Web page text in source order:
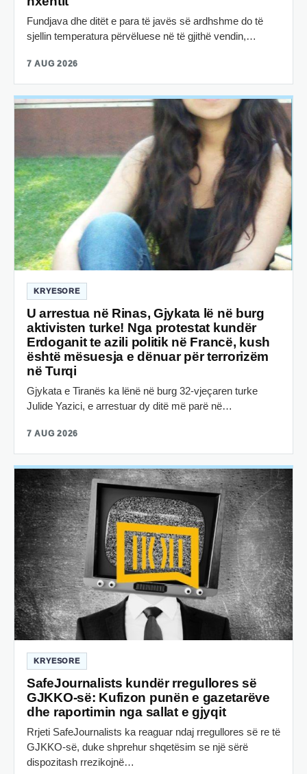
Fundjava dhe ditët e para të javës së ardhshme do të
sjellin temperatura përvëluese në të gjithë vendin,…
7 AUG 2026
KRYESORE
U arrestua në Rinas, Gjykata lë në burg
aktivisten turke! Nga protestat kundër
Erdoganit te azili politik në Francë, kush
është mësuesja e dënuar për terrorizëm
në Turqi
Gjykata e Tiranës ka lënë në burg 32-vjeçaren turke
Julide Yazici, e arrestuar dy ditë më parë në…
7 AUG 2026
KRYESORE
SafeJournalists kundër rregullores së
GJKKO-së: Kufizon punën e gazetarëve
dhe raportimin nga sallat e gjyqit
Rrjeti SafeJournalists ka reaguar ndaj rregullores së re të
GJKKO-së, duke shprehur shqetësim se një sërë
dispozitash rrezikojnë…